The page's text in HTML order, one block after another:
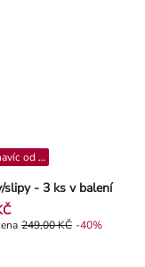
slipy - 3 ks v balení
od 4**
249,00 Kč, Sleva -
249,00 KČ -40%